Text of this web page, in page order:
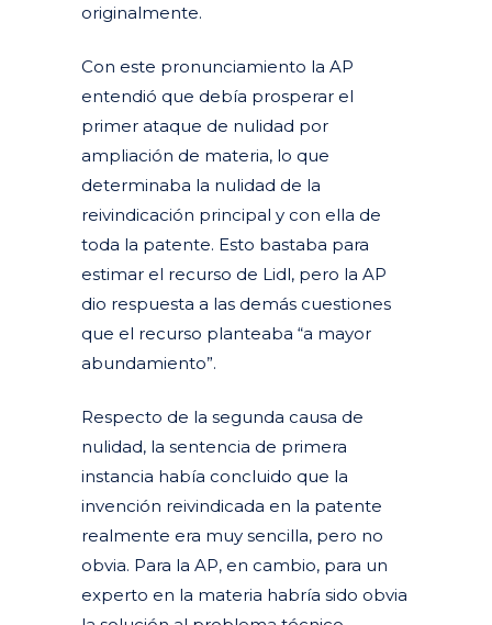
originalmente.
Con este pronunciamiento la AP
entendió que debía prosperar el
primer ataque de nulidad por
ampliación de materia, lo que
determinaba la nulidad de la
reivindicación principal y con ella de
toda la patente. Esto bastaba para
estimar el recurso de Lidl, pero la AP
dio respuesta a las demás cuestiones
que el recurso planteaba “a mayor
abundamiento”.
Respecto de la segunda causa de
nulidad, la sentencia de primera
instancia había concluido que la
invención reivindicada en la patente
realmente era muy sencilla, pero no
obvia. Para la AP, en cambio, para un
experto en la materia habría sido obvia